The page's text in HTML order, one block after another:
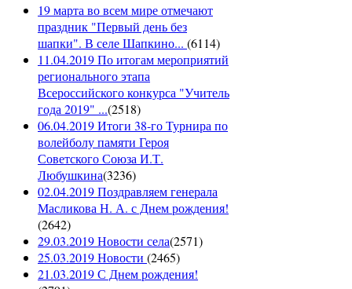
19 марта во всем мире отмечают
праздник "Первый день без
шапки". В селе Шапкино... (6114)
11.04.2019 По итогам мероприятий
регионального этапа
Всероссийского конкурса "Учитель
года 2019" ...(2518)
06.04.2019 Итоги 38-го Турнира по
волейболу памяти Героя
Советского Союза И.Т.
Любушкина(3236)
02.04.2019 Поздравляем генерала
Масликова Н. А. с Днем рождения!
(2642)
29.03.2019 Новости села(2571)
25.03.2019 Новости (2465)
21.03.2019 С Днем рождения!